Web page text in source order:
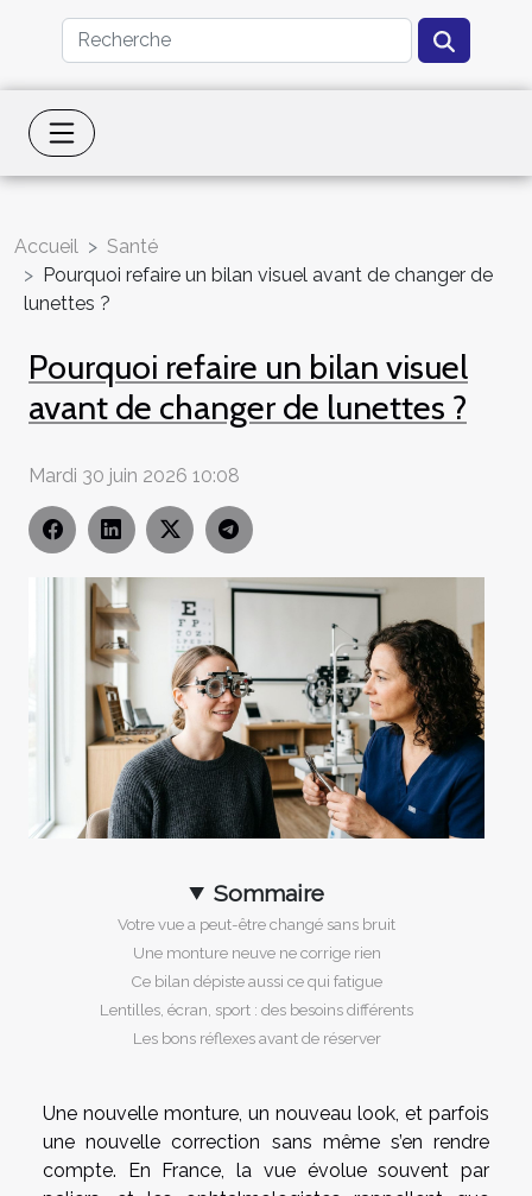
Accueil
Santé
Pourquoi refaire un bilan visuel avant de changer de
lunettes ?
Pourquoi refaire un bilan visuel
avant de changer de lunettes ?
Mardi 30 juin 2026 10:08
Sommaire
Votre vue a peut-être changé sans bruit
Une monture neuve ne corrige rien
Ce bilan dépiste aussi ce qui fatigue
Lentilles, écran, sport : des besoins différents
Les bons réflexes avant de réserver
Une nouvelle monture, un nouveau look, et parfois
une nouvelle correction sans même s’en rendre
compte. En France, la vue évolue souvent par